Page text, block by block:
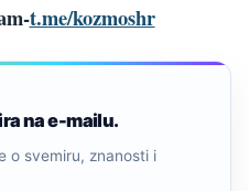
t.me/kozmoshr
na e-mailu.
o svemiru, znanosti i